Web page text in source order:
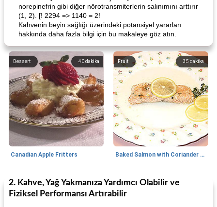
norepinefrin gibi diğer nörotransmiterlerin salınımını arttırır
(1, 2). [! 2294 => 1140 = 2!
Kahvenin beyin sağlığı üzerindeki potansiyel yararları
hakkında daha fazla bilgi için bu makaleye göz atın.
40dakika
Dessert
Canadian Apple Fritters
35 dakika
Fruit
Baked Salmon with Coriander and Thyme
65dakika
Boneless Chicken Recipes Candy
2. Kahve, Yağ Yakmanıza Yardımcı Olabilir ve
Fiziksel Performansı Artırabilir